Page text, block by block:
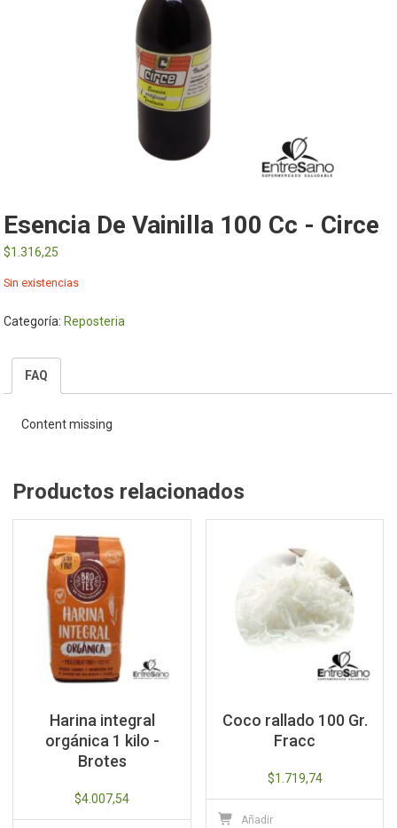
Esencia De Vainilla 100 Cc - Circe
$1.316,25
Sin existencias
Categoría: Reposteria
FAQ
Content missing
Productos relacionados
Harina integral
orgánica 1 kilo -
Brotes
$4.007,54
Coco rallado 100 Gr.
Fracc
$1.719,74
Añadir